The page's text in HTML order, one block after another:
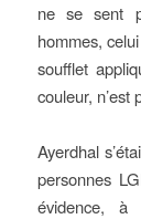
ne se sent
hommes,
soufflet
couleur, n’est
Ayerdhal
personnes
évidence, à